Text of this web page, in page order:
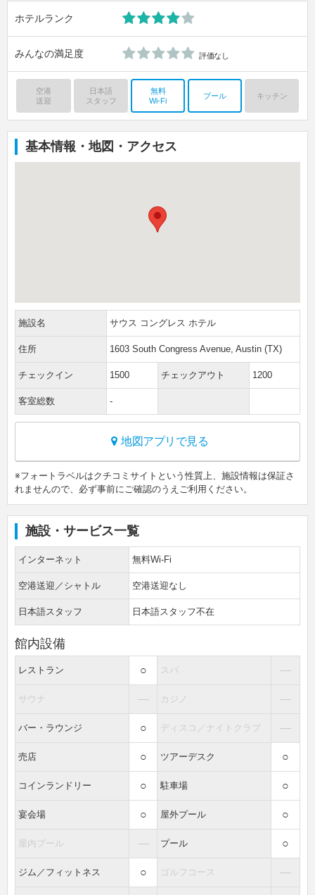
ホテルランク
みんなの満足度 評価なし
空港
送迎
日本語
スタッフ
無料
Wi-Fi
プール キッチン
基本情報・地図・アクセス
施設名 サウス コングレス ホテル
住所 1603 South Congress Avenue, Austin (TX)
チェックイン 1500 チェックアウト 1200
客室総数 -
地図アプリで見る
※フォートラベルはクチコミサイトという性質上、施設情報は保証さ
れませんので、必ず事前にご確認のうえご利用ください。
施設・サービス一覧
インターネット 無料Wi-Fi
空港送迎／シャトル 空港送迎なし
日本語スタッフ 日本語スタッフ不在
館内設備
レストラン ○ スパ ―
サウナ ― カジノ ―
バー・ラウンジ ○ ディスコ／ナイトクラブ ―
売店 ○ ツアーデスク ○
コインランドリー ○ 駐車場 ○
宴会場 ○ 屋外プール ○
屋内プール ― プール ○
ジム／フィットネス ○ ゴルフコース ―